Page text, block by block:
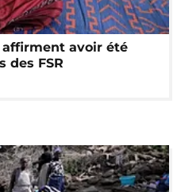
affirment avoir été
des FSR